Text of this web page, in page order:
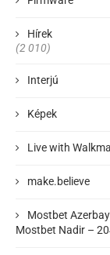
Hírek
(2 010)
Interjú
Képek
Live with
make.believe
Mostbet
Mostbet Nadir –